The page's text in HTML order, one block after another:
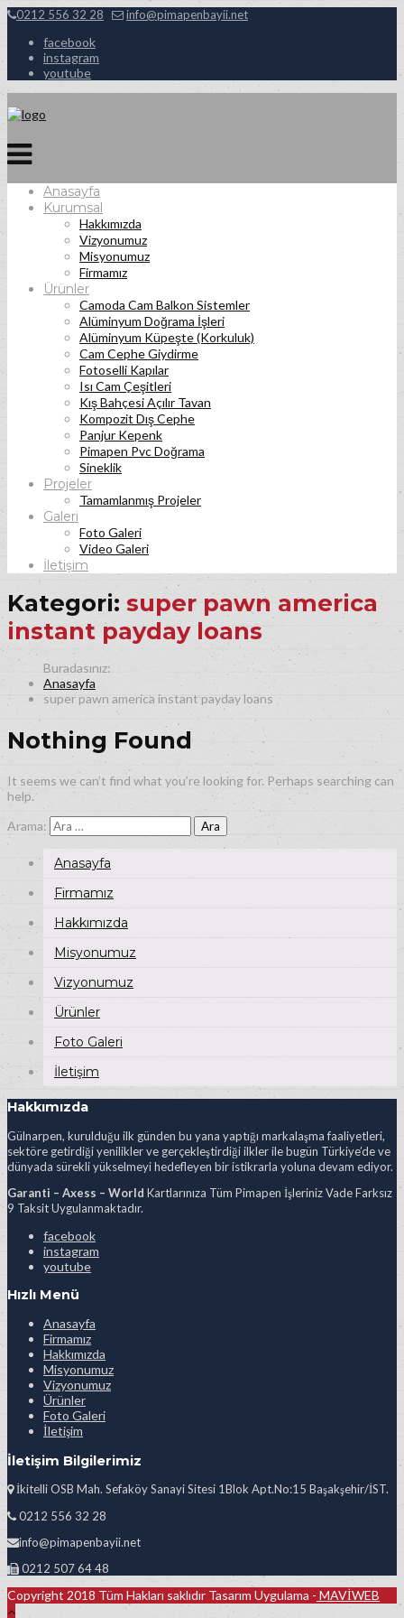
0212 556 32 28 info@pimapenbayii.net
facebook
instagram
youtube
Anasayfa
Kurumsal
Hakkımızda
Vizyonumuz
Misyonumuz
Firmamız
Ürünler
Camoda Cam Balkon Sistemler
Alüminyum Doğrama İşleri
Alüminyum Küpeşte (Korkuluk)
Cam Cephe Giydirme
Fotoselli Kapılar
Isı Cam Çeşitleri
Kış Bahçesi Açılır Tavan
Kompozit Dış Cephe
Panjur Kepenk
Pimapen Pvc Doğrama
Sineklik
Projeler
Tamamlanmış Projeler
Galeri
Foto Galeri
Video Galeri
İletişim
Kategori: super pawn america
instant payday loans
Anasayfa
super pawn america instant payday loans
Nothing Found
It seems we can’t find what you’re looking for. Perhaps searching can
help.
Arama:
Anasayfa
Firmamız
Hakkımızda
Misyonumuz
Vizyonumuz
Ürünler
Foto Galeri
İletişim
Hakkımızda
Gülnarpen, kurulduğu ilk günden bu yana yaptığı markalaşma faaliyetleri,
sektöre getirdiği yenilikler ve gerçekleştirdiği ilkler ile bugün Türkiye’de ve
dünyada sürekli yükselmeyi hedefleyen bir istikrarla yoluna devam ediyor.
Garanti – Axess – World Kartlarınıza Tüm Pimapen İşleriniz Vade Farksız
9 Taksit Uygulanmaktadır.
facebook
instagram
youtube
Hızlı Menü
Anasayfa
Firmamız
Hakkımızda
Misyonumuz
Vizyonumuz
Ürünler
Foto Galeri
İletişim
İletişim Bilgilerimiz
İkitelli OSB Mah. Sefaköy Sanayi Sitesi 1Blok Apt.No:15 Başakşehir/İST.
0212 556 32 28
info@pimapenbayii.net
0212 507 64 48
Copyright 2018 Tüm Hakları saklıdır Tasarım Uygulama - MAVİWEB